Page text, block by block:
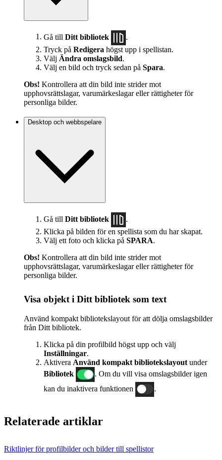
Gå till Ditt bibliotek
Tryck på Redigera högst upp i spellistan.
Välj Ändra omslagsbild.
Välj en bild och tryck sedan på Spara.
Obs! Kontrollera att din bild inte strider mot
upphovsrättslagar, varumärkeslagar eller rättigheter för
personliga bilder.
Desktop och webbspelare
Gå till Ditt bibliotek
.
Klicka på bilden för en spellista som du har skapat.
Välj ett foto och klicka på SPARA.
Obs! Kontrollera att din bild inte strider mot
upphovsrättslagar, varumärkeslagar eller rättigheter för
personliga bilder.
Visa objekt i Ditt bibliotek som text
Använd kompakt bibliotekslayout för att dölja omslagsbilder
från Ditt bibliotek.
Klicka på din profilbild högst upp och välj
Inställningar.
Aktivera Använd kompakt bibliotekslayout under
Bibliotek
. Om du vill visa omslagsbilder igen
kan du inaktivera funktionen
.
Relaterade artiklar
Riktlinjer för profilbilder och bilder till spellistor